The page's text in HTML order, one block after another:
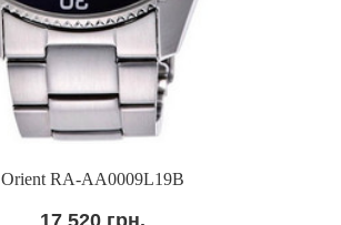
Orient RA-AA0009L19B
17 520 грн.